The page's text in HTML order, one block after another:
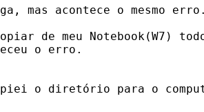
mas acontece o mesmo
de meu Notebook(W7)
o erro.
o diretório para o